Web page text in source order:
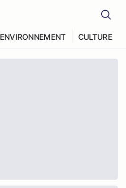
ENVIRONNEMENT CULTURE